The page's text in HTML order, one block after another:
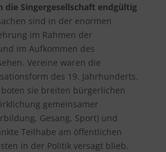
die Singergesellschaft endgültig
sind in der enormen
im Rahmen der
im Aufkommen des
Vereine waren die
des 19. Jahrhunderts.
sie breiten bürgerlichen
gemeinsamer
Gesang, Sport) und
Teilhabe am öffentlichen
in der Politik versagt blieb.